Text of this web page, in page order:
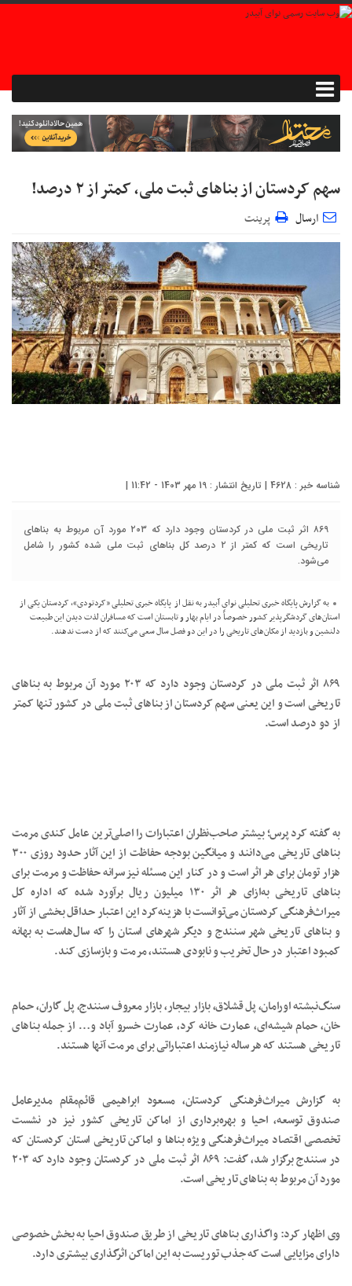
سهم کردستان از بناهای ثبت ملی، کمتر از ۲ درصد!
ارسال پرینت
شناسه خبر : 4628 | تاریخ انتشار : 19 مهر 1403 - 11:42 |
۸۶۹ اثر ثبت ملی در کردستان وجود دارد که ۲۰۳ مورد آن مربوط به بناهای
تاریخی است که کمتر از ۲ درصد کل بناهای ثبت ملی شده کشور را شامل
می‌شود.
به گزارش پایگاه خبری تحلیلینوای آبیدربه نقل از پایگاه خبری تحلیلی «کردتودی»، کردستان یکی از
استان‌های گردشگرپذیر کشور خصوصاً در ایام بهار و تابستان است که مسافران لذت دیدن این طبیعت
دلنشین و بازدید از مکان‌های تاریخی را در این دو فصل سال سعی می‌کنند که از دست ندهند.
۸۶۹ اثر ثبت ملی در کردستان وجود دارد که ۲۰۳ مورد آن مربوط به بناهای
تاریخی است و این یعنی سهم کردستان از بناهای ثبت ملی در کشور تنها کمتر
از دو درصد است.
به گفته کرد پرس؛ بیشتر صاحب‌نظران اعتبارات را اصلی‌ترین عامل کندی مرمت
بناهای تاریخی می‌دانند و میانگین بودجه حفاظت از این آثار حدود روزی ۳۰۰
هزار تومان برای هر اثر است و در کنار این مسئله نیز سرانه حفاظت و مرمت برای
بناهای تاریخی به‌ازای هر اثر ۱۳۰ میلیون ریال برآورد شده که اداره کل
میراث‌فرهنگی کردستان می‌توانست با هزینه‌کرد این اعتبار حداقل بخشی از آثار
و بناهای تاریخی شهر سنندج و دیگر شهرهای استان را که سال‌هاست به بهانه
کمبود اعتبار در حال تخریب و نابودی هستند، مرمت و بازسازی کند.
سنگ‌نبشته اورامان، پل قشلاق، بازار بیجار، بازار معروف سنندج، پل گاران، حمام
خان، حمام شیشه‌ای، عمارت خانه کرد، عمارت خسرو آباد و… از جمله بناهای
تاریخی هستند که هر ساله نیازمند اعتباراتی برای مرمت آنها هستند.
به گزارش میراث‌فرهنگی کردستان، مسعود ابراهیمی قائم‌مقام مدیرعامل
صندوق توسعه، احیا و بهره‌برداری از اماکن تاریخی کشور نیز در نشست
تخصصی اقتصاد میراث‌فرهنگی ویژه بناها و اماکن تاریخی استان کردستان که
در سنندج برگزار شد، گفت: ۸۶۹ اثر ثبت ملی در کردستان وجود دارد که ۲۰۳
مورد آن مربوط به بناهای تاریخی است.
وی اظهار کرد: واگذاری بناهای تاریخی از طریق صندوق احیا به بخش خصوصی
دارای مزایایی است که جذب توریست به این اماکن اثرگذاری بیشتری دارد.